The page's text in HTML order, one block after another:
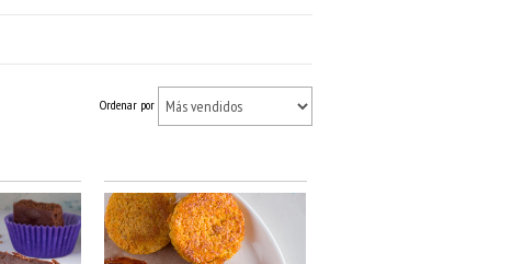
Ordenar por